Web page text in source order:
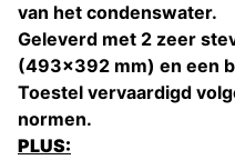
van het condenswater.
Geleverd met 2 zeer
(493x392 mm) en een
Toestel vervaardigd
normen.
PLUS: